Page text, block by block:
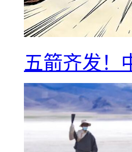
五箭齐发！